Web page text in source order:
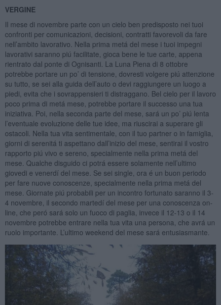
VERGINE
Il mese di novembre parte con un cielo ben predisposto nei tuoi
confronti per comunicazioni, decisioni, contratti favorevoli da fare
nell’ambito lavorativo. Nella prima metá del mese i tuoi impegni
lavorativi saranno piú facilitate, gioca bene le tue carte, appena
rientrato dal ponte di Ognisanti. La Luna Piena di 8 ottobre
potrebbe portare un po’ di tensione, dovresti volgere piú attenzione
su tutto, se sei alla guida dell’auto o devi raggiungere un luogo a
piedi, evita che i sovrappensieri ti distraggano. Bel cielo per il lavoro
poco prima di metá mese, potrebbe portare il successo una tua
iniziativa. Poi, nella seconda parte del mese, sará un po’ piú lenta
l’eventuale evoluzione delle tue idee, ma riuscirai a superare gli
ostacoli. Nella tua vita sentimentale, con il tuo partner o in famiglia,
giorni di serenitá ti aspettano dall’inizio del mese, sentirai il vostro
rapporto piú vivo e sereno, specialmente nella prima metá del
mese. Qualche disguido ci potrá essere solamente nell’ultimo
giovedi e venerdí del mese. Se sei single, ora é un buon periodo
per fare nuove conoscenze, specialmente nella prima metá del
mese. Giornate piú probabili per un incontro fortunato saranno il 3-
4 novembre, il secondo martedí del mese per una conoscenza on-
line, che peró sará solo un fuoco di paglia, invece il 12-13 o il 14
novembre potrebbe entrare nella tua vita una persona, che avrá un
ruolo importante. L’ultimo weekend del mese sará entusiasmante.